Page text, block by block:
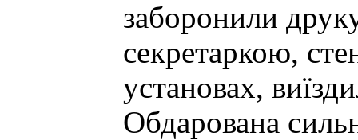
заборонили
секретаркою,
установах,
Обдарована